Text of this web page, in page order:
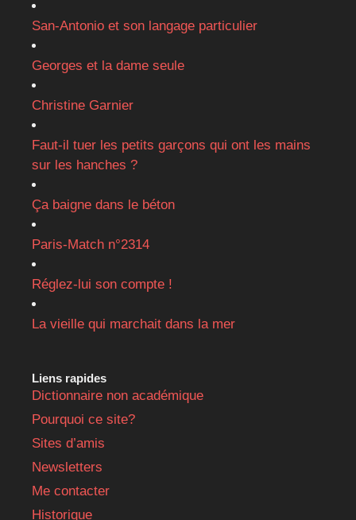
San-Antonio et son langage particulier
Georges et la dame seule
Christine Garnier
Faut-il tuer les petits garçons qui ont les mains
sur les hanches ?
Ça baigne dans le béton
Paris-Match n°2314
Réglez-lui son compte !
La vieille qui marchait dans la mer
Liens rapides
Dictionnaire non académique
Pourquoi ce site?
Sites d’amis
Newsletters
Me contacter
Historique